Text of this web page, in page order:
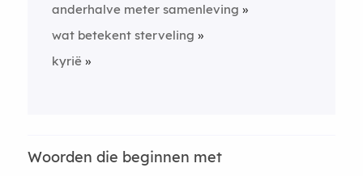
anderhalve meter samenleving
wat betekent sterveling
kyrië
Woorden die beginnen met